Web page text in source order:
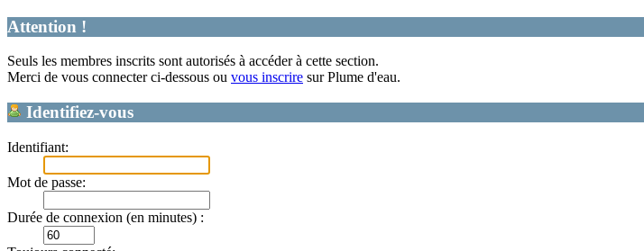
Attention !
Seuls les membres inscrits sont autorisés à accéder à cette section.
Merci de vous connecter ci-dessous ou vous inscrire sur Plume d'eau.
Identifiez-vous
Identifiant:
Mot de passe:
Durée de connexion (en minutes) :